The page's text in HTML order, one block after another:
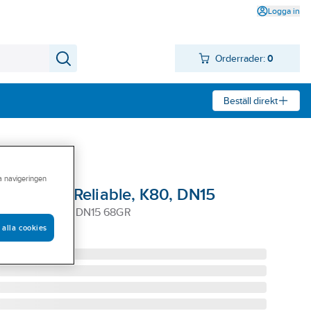
Logga in
Orderrader: 0
Beställ direkt
QR, Reliable, K80, DN15
K=80 VITA DN15 68GR
navigeringen
alla cookies